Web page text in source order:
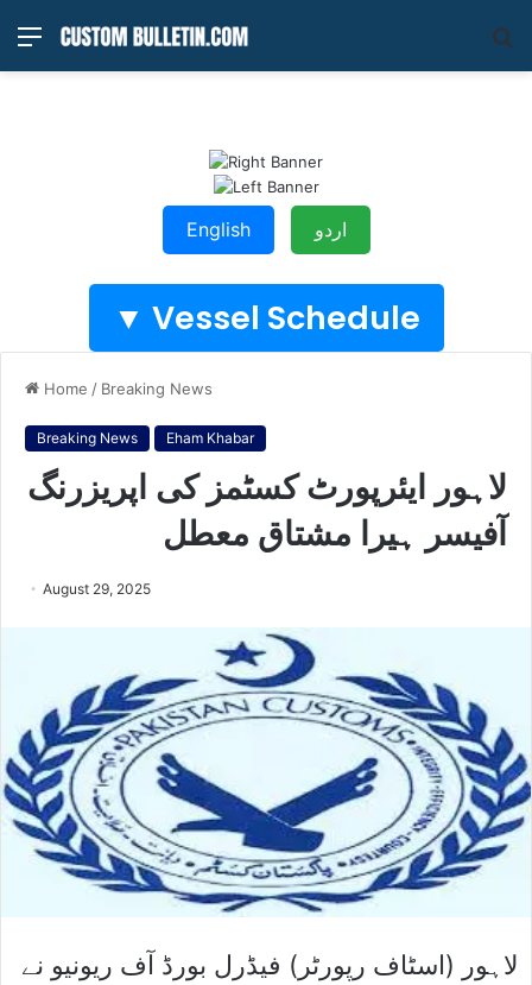
Menu
English اردو
Vessel Schedule ▼
Home / Breaking News
Breaking News Eham Khabar
لاہور ایئرپورٹ کسٹمز کی اپریزرنگ
آفیسر ہیرا مشتاق معطل
August 29, 2025
لاہور (اسٹاف رپورٹر) فیڈرل بورڈ آف ریونیو نے